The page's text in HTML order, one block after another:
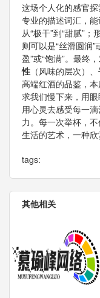
这场个人化的感官
专业的描述词汇，
从“极干”到“甜腻”
则可以是“丝滑圆润”
盈”或“饱满”。最终
性 （风味的层次）、
高端红酒的品鉴，
求我们慢下来，用
用心灵去感受每一
力。每一次举杯，
生活的艺术，一种欣
tags:
其他相关